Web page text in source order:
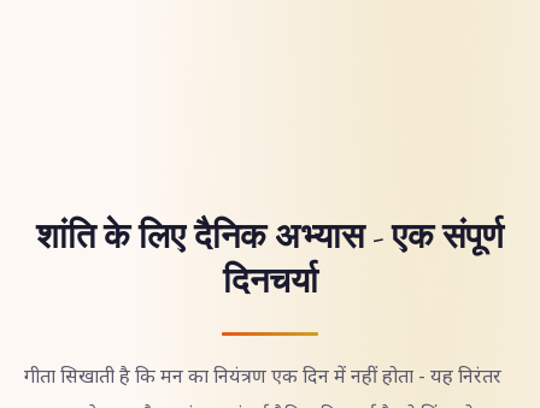
शांति के लिए दैनिक अभ्यास - एक संपूर्ण
दिनचर्या
गीता सिखाती है कि मन का नियंत्रण एक दिन में नहीं होता - यह निरंतर